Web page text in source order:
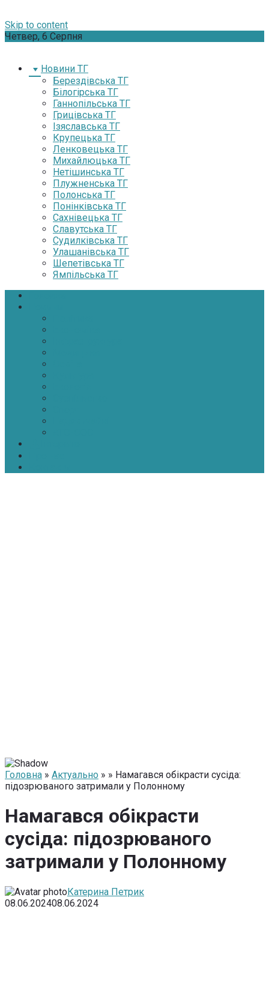
Skip to content
Четвер, 6 Серпня
Новини ТГ
Берездівська ТГ
Білогірська ТГ
Ганнопільська ТГ
Грицівська ТГ
Ізяславська ТГ
Крупецька ТГ
Ленковецька ТГ
Михайлюцька ТГ
Нетішинська ТГ
Плужненська ТГ
Полонська ТГ
Понінківська ТГ
Сахнівецька ТГ
Славутська ТГ
Судилківська ТГ
Улашанівська ТГ
Шепетівська ТГ
Ямпільська ТГ
Головна » Актуально » » Намагався обікрасти сусіда:
підозрюваного затримали у Полонному
Намагався обікрасти
сусіда: підозрюваного
затримали у Полонному
Катерина Петрик
08.06.202408.06.2024